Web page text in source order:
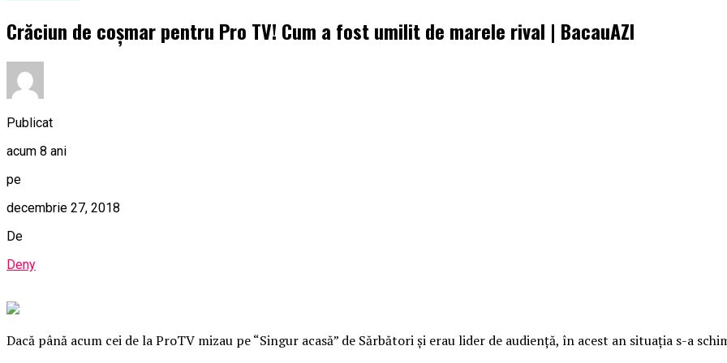
Crăciun de coşmar pentru Pro TV! Cum a fost umilit de marele rival | BacauAZI
Publicat
acum 8 ani
pe
decembrie 27, 2018
De
Deny
Dacă până acum cei de la ProTV mizau pe “Singur acasă” de Sărbători şi erau lider de audienţă, în acest an situaţia s-a